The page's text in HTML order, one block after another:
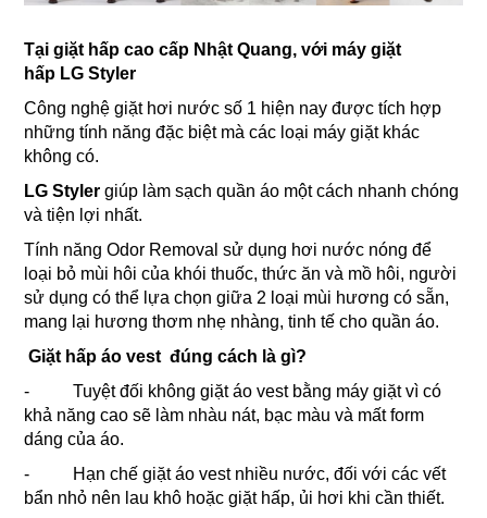
Tại giặt hấp cao cấp Nhật Quang, với máy giặt
hấp LG Styler
Công nghệ giặt hơi nước số 1 hiện nay được tích hợp
những tính năng đặc biệt mà các loại máy giặt khác
không có.
LG Styler giúp làm sạch quần áo một cách nhanh chóng
và tiện lợi nhất.
Tính năng Odor Removal sử dụng hơi nước nóng để
loại bỏ mùi hôi của khói thuốc, thức ăn và mồ hôi, người
sử dụng có thể lựa chọn giữa 2 loại mùi hương có sẵn,
mang lại hương thơm nhẹ nhàng, tinh tế cho quần áo.
Giặt hấp áo vest đúng cách là gì?
- Tuyệt đối không giặt áo vest bằng máy giặt vì có
khả năng cao sẽ làm nhàu nát, bạc màu và mất form
dáng của áo.
- Hạn chế giặt áo vest nhiều nước, đối với các vết
bẩn nhỏ nên lau khô hoặc giặt hấp, ủi hơi khi cần thiết.